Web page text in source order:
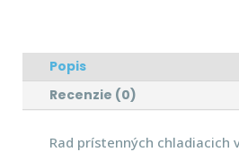
Popis
Recenzie (0)
Rad prístenných chladiacich